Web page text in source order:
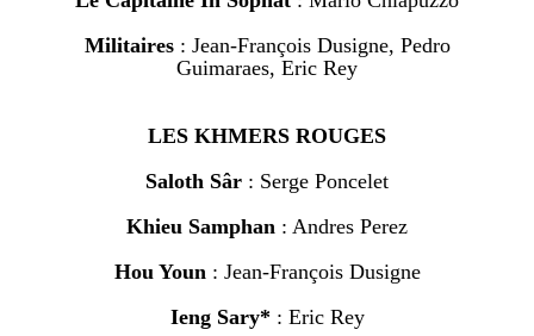
Militaires : Jean-François Dusigne, Pedro
Guimaraes, Eric Rey
LES KHMERS ROUGES
Saloth Sâr : Serge Poncelet
Khieu Samphan : Andres Perez
Hou Youn : Jean-François Dusigne
Ieng Sary* : Eric Rey